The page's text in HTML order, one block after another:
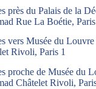
près du Palais de la
Rue La Boétie,
vers Musée du
Rivoli, Paris 1
proche de Musée du
Châtelet Rivoli,